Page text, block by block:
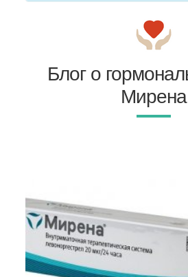
Блог о
Мирена